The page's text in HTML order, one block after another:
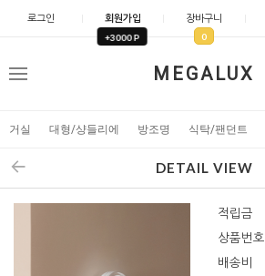
로그인 회원가입
+3000 P
장바구니
0
MEGALUX
메
거실 대형/샹들리에 방조명 식탁/팬던트
DETAIL VIEW
적립금
상품번호
배송비